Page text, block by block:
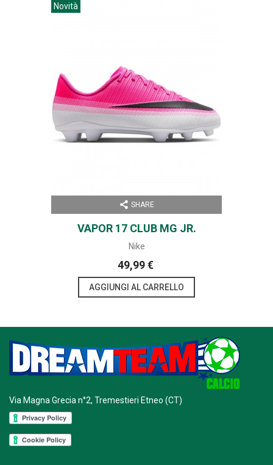
Novità
SHARE
VAPOR 17 CLUB MG JR.
Nike
49,99 €
AGGIUNGI AL CARRELLO
Via Magna Grecia n°2, Tremestieri Etneo (CT)